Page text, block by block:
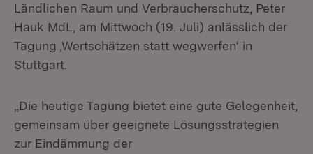
Ländlichen Raum und Verbraucherschutz, Peter
Hauk MdL, am Mittwoch (19. Juli) anlässlich der
Tagung ‚Wertschätzen statt wegwerfen‘ in
Stuttgart.
„Die heutige Tagung bietet eine gute Gelegenheit,
gemeinsam über geeignete Lösungsstrategien
zur Eindämmung der